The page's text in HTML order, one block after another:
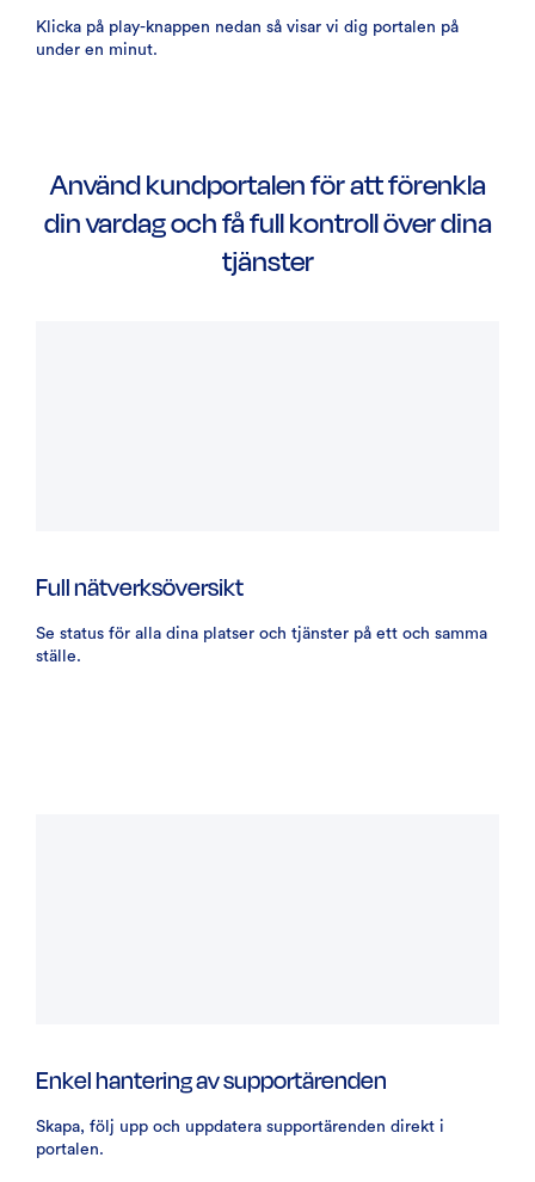
Klicka på play-knappen nedan så visar vi dig portalen på
under en minut.
Använd kundportalen för att förenkla
din vardag och få full kontroll över dina
tjänster
Full nätverksöversikt
Se status för alla dina platser och tjänster på ett och samma
ställe.
Enkel hantering av supportärenden
Skapa, följ upp och uppdatera supportärenden direkt i
portalen.